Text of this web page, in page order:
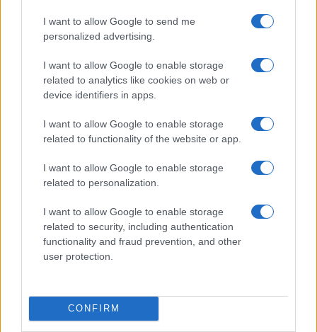
I want to allow Google to send me
personalized advertising.
I want to allow Google to enable storage
related to analytics like cookies on web or
device identifiers in apps.
I want to allow Google to enable storage
related to functionality of the website or app.
I want to allow Google to enable storage
related to personalization.
I want to allow Google to enable storage
related to security, including authentication
functionality and fraud prevention, and other
user protection.
CONFIRM
accadendo in Ucraina”. La storia però ci insegna
che non si può dar nulla per scontato. Quella
secondo scontro militare. Anche questo alle porte
dell’Europa.
#KALININGRAD #LITUANIA
#RUSSIA
#UCRAINA
Leggi i commenti
SEDUTE SATIRICHE